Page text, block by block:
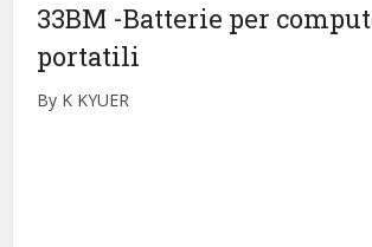
33BM -Batterie per
portatili
By K KYUER